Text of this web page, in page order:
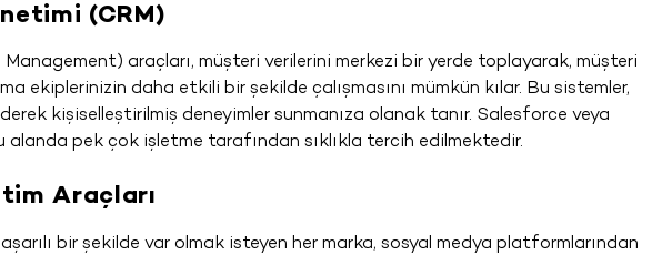
(CRM)
araçları, müşteri verilerini merkezi bir yerde toplayarak, müşteri
ekiplerinizin daha etkili bir şekilde çalışmasını mümkün kılar. Bu sistemler,
kişiselleştirilmiş deneyimler sunmanıza olanak tanır. Salesforce veya
pek çok işletme tarafından sıklıkla tercih edilmektedir.
Araçları
bir şekilde var olmak isteyen her marka, sosyal medya platformlarından